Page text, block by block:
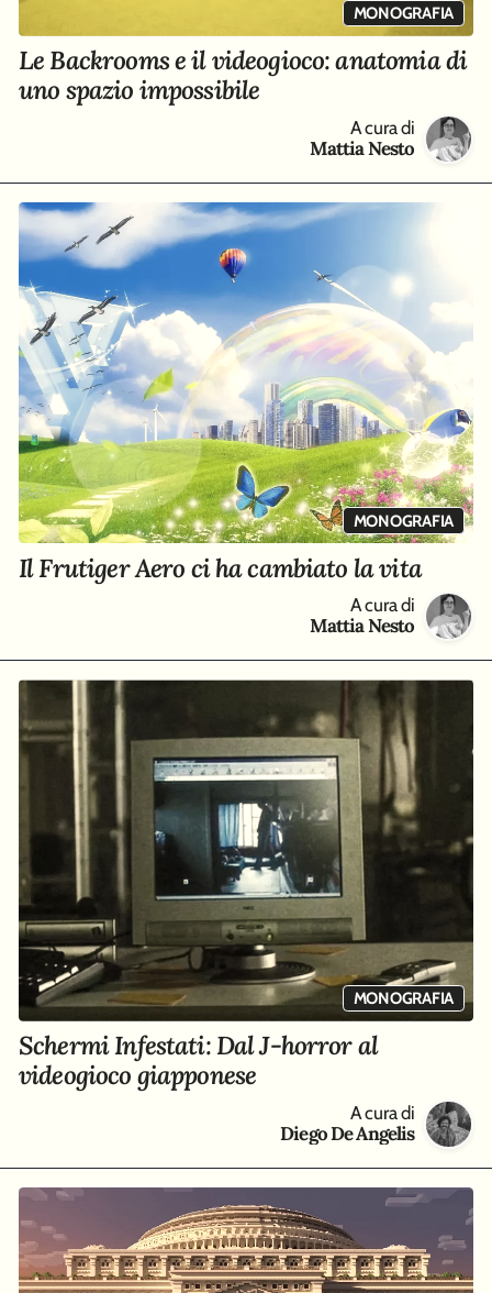
MONOGRAFIA
Le Backrooms e il videogioco: anatomia di
uno spazio impossibile
A cura di
Mattia Nesto
MONOGRAFIA
Il Frutiger Aero ci ha cambiato la vita
A cura di
Mattia Nesto
MONOGRAFIA
Schermi Infestati: Dal J-horror al
videogioco giapponese
A cura di
Diego De Angelis